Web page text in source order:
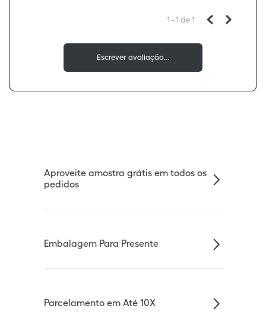
1 - 1de 1
Aproveite amostra grátis em todos os
pedidos
Embalagem Para Presente
Parcelamento em Até 10X